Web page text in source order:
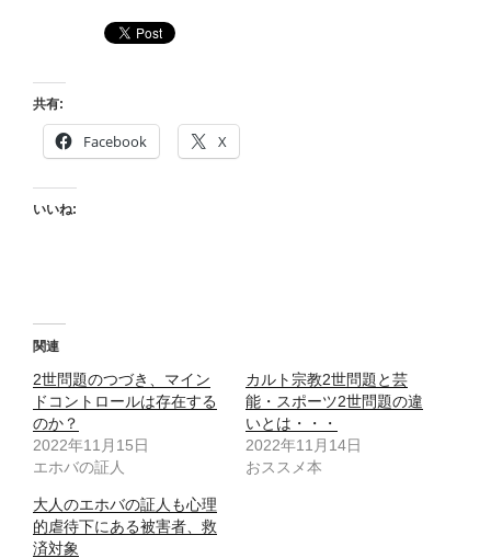
共有:
Facebook X
いいね:
関連
2世問題のつづき、マイン
ドコントロールは存在する
のか？
2022年11月15日
エホバの証人
カルト宗教2世問題と芸
能・スポーツ2世問題の違
いとは・・・
2022年11月14日
おススメ本
大人のエホバの証人も心理
的虐待下にある被害者、救
済対象